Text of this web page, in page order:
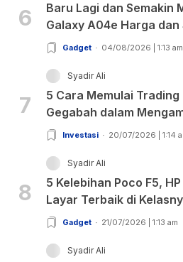
6
Baru Lagi dan Semakin
Galaxy A04e Harga
Gadget 04/08/2026 | 1:13 am
7
Syadir Ali
5 Cara Memulai
Gegabah dalam
Investasi 20/07/2026 | 1:14
8
Syadir Ali
5 Kelebihan Poco F5,
Layar Terbaik di
Gadget 21/07/2026 | 1:13 am
Syadir Ali